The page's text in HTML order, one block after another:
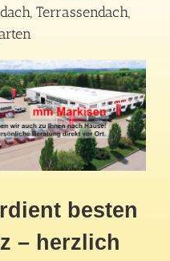
Terrassendach,
besten
– herzlich